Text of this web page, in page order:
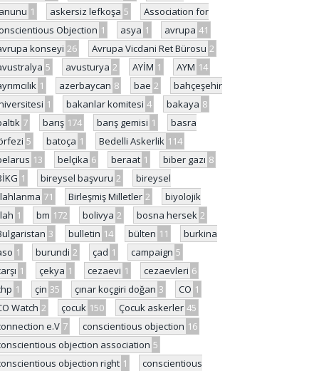
1 askersiz lefkoşa 5
Association for
Objection 1 asya 1 avrupa 41
konseyi 26 Avrupa Vicdani Ret Bürosu 2
5 avusturya 2 AYİM 1 AYM 14
1 azerbaycan 8 bae 2
bahçeşehir
1 bakanlar komitesi 4 bakaya 8
7 barış 174 barış gemisi 1
basra
5 batoça 1 Bedelli Askerlik 114
13 belçika 6 beraat 1 biber gazı 8
1 bireysel başvuru 2
bireysel
71 Birleşmiş Milletler 2
biyolojik
1 bm 172 bolivya 2 bosna hersek 2
3 bulletin 14 bülten 11
burkina
1 burundi 2 çad 1 campaign 5
1 çekya 1 cezaevi 1 cezaevleri 6
1 çin 35 çınar koçgiri doğan 3 CO 1
Watch 2 çocuk 150 Çocuk askerler 45
e.V 7 conscientious objection 16
objection association 5
objection right 1
conscientious